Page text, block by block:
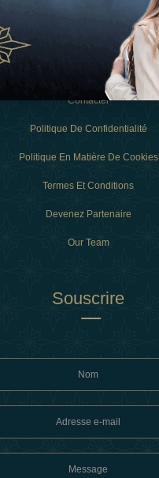
Contacter
Politique De Confidentialité
Politique En Matière De Cookies
Termes Et Conditions
Devenez Partenaire
Our Team
Souscrire